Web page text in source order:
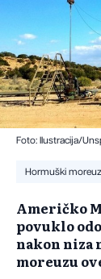
Foto: Ilustracija/
Hormuški moreuz
Američko
povuklo
nakon niza
moreuzu